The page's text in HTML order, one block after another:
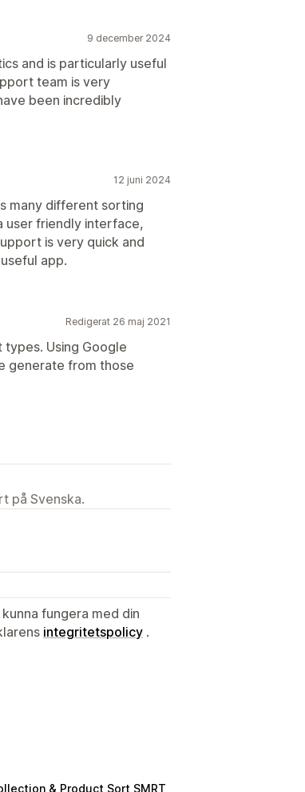
9 december 2024
and is particularly useful
team is very
been incredibly
12 juni 2024
many different sorting
user friendly interface,
is very quick and
app.
Redigerat 26 maj 2021
Using Google
generate from those
på Svenska.
fungera med din
integritetspolicy .
& Product Sort SMRT